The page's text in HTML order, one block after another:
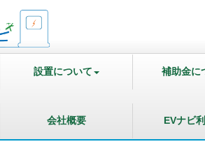
設置について 補助金に
会社概要 EVナビ